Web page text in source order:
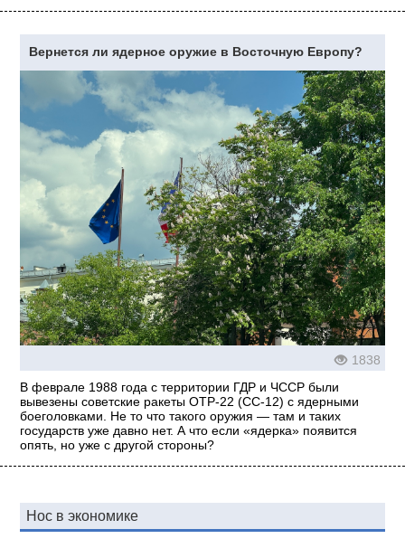
Вернется ли ядерное оружие в Восточную Европу?
1838
В феврале 1988 года с территории ГДР и ЧССР были
вывезены советские ракеты ОТР-22 (СС-12) с ядерными
боеголовками. Не то что такого оружия — там и таких
государств уже давно нет. А что если «ядерка» появится
опять, но уже с другой стороны?
Нос в экономике